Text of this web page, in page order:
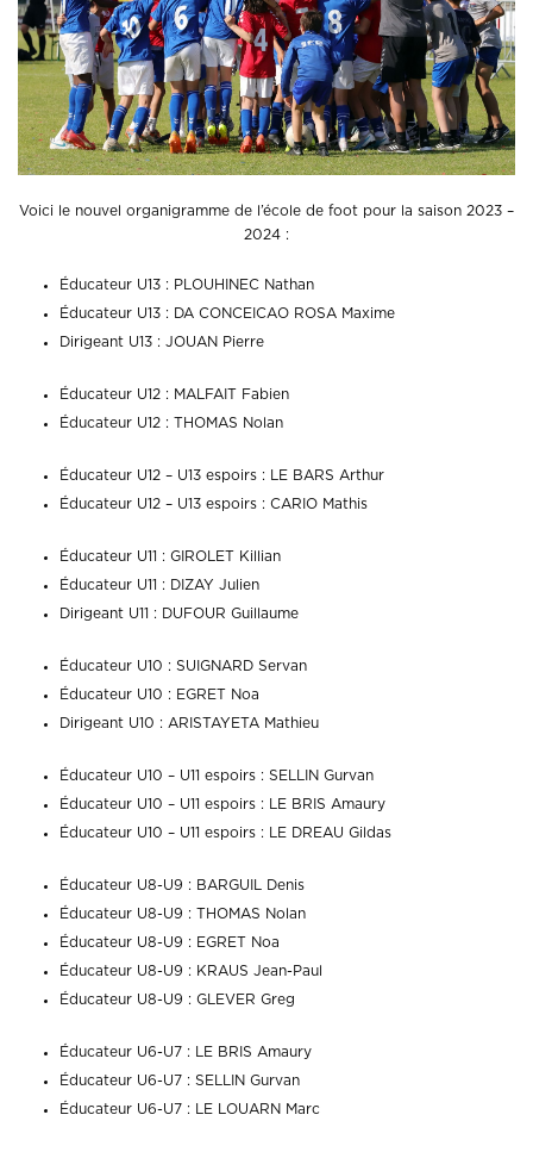
Voici le nouvel organigramme de l’école de foot pour la saison 2023 –
2024 :
Éducateur U13 : PLOUHINEC Nathan
Éducateur U13 : DA CONCEICAO ROSA Maxime
Dirigeant U13 : JOUAN Pierre
Éducateur U12 : MALFAIT Fabien
Éducateur U12 : THOMAS Nolan
Éducateur U12 – U13 espoirs : LE BARS Arthur
Éducateur U12 – U13 espoirs : CARIO Mathis
Éducateur U11 : GIROLET Killian
Éducateur U11 : DIZAY Julien
Dirigeant U11 : DUFOUR Guillaume
Éducateur U10 : SUIGNARD Servan
Éducateur U10 : EGRET Noa
Dirigeant U10 : ARISTAYETA Mathieu
Éducateur U10 – U11 espoirs : SELLIN Gurvan
Éducateur U10 – U11 espoirs : LE BRIS Amaury
Éducateur U10 – U11 espoirs : LE DREAU Gildas
Éducateur U8-U9 : BARGUIL Denis
Éducateur U8-U9 : THOMAS Nolan
Éducateur U8-U9 : EGRET Noa
Éducateur U8-U9 : KRAUS Jean-Paul
Éducateur U8-U9 : GLEVER Greg
Éducateur U6-U7 : LE BRIS Amaury
Éducateur U6-U7 : SELLIN Gurvan
Éducateur U6-U7 : LE LOUARN Marc